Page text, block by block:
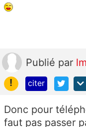
Publié par
!
citer
Donc pour
faut pas passer